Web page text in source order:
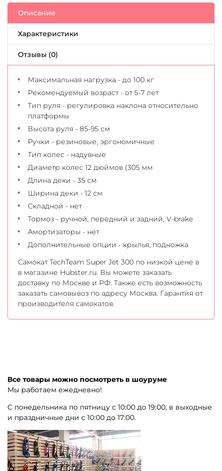
Описание
Характеристики
Отзывы (0)
Максимальная нагрузка - до 100 кг
Рекомендуемый возраст - от 5-7 лет
Тип руля - регулировка наклона относительно
платформы
Высота руля - 85-95 см
Ручки - резиновые, эргономичные
Тип колес - надувные
Диаметр колес 12 дюймов (305 мм
Длина деки - 35 см
Ширина деки - 12 см
Складной - нет
Тормоз - ручной, передний и задний, V-brake
Амортизаторы - нет
Дополнительные опции - крылья, подножка
Самокат TechTeam Super Jet 300 по низкой цене в
в магазине Hubster.ru. Вы можете заказать
доставку по Москве и РФ. Также есть возможность
заказать самовывоз по адресу Москва. Гарантия от
производителя самокатов.
Все товары можно посмотреть в шоуруме
Мы работаем ежедневно!
С понедельника по пятницу с 10:00 до 19:00, в выходные
и праздничные дни с 10:00 до 17:00.